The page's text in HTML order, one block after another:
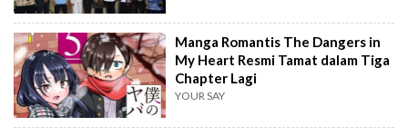
Manga Romantis The Dangers in
My Heart Resmi Tamat dalam Tiga
Chapter Lagi
YOUR SAY